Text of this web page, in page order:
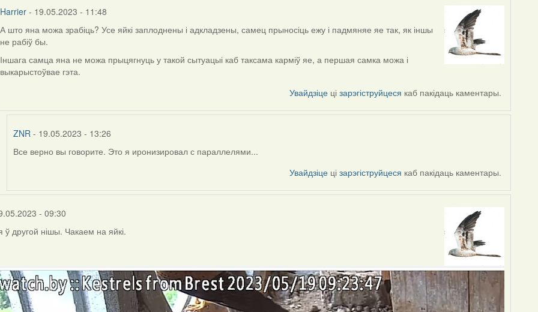
Harrier - 19.05.2023 - 11:48
In
reply
to
by
А што яна можа зрабіць? Усе яйкі заплоднены і адкладзены, самец прыносіць ежу і падмяняе яе так, як іншы
не рабіў бы.
Іншага самца яна не можа прыцягнуць у такой сытуацыі каб таксама карміў яе, а першая самка можа і
выкарыстоўвае гэта.
Увайдзіце цізарэгіструйцеся каб пакідаць каментары.
ZNR- 19.05.2023 - 13:26
In
by
Все верно вы говорите. Это я иронизировал с параллелями...
Увайдзіце цізарэгіструйцеся каб пакідаць каментары.
- 09:30
ў другой нішы. Чакаем на яйкі.